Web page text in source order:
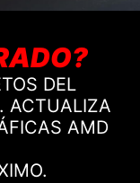
DEL
ACTUALIZA
AMD